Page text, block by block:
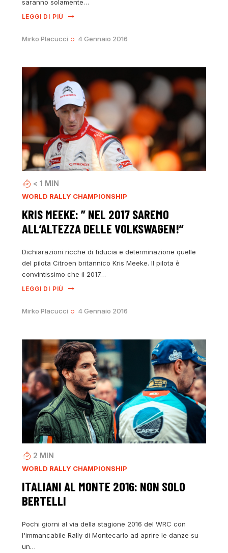
saranno solamente…
LEGGI DI PIÙ
Mirko Placucci 4 Gennaio 2016
< 1 MIN
WORLD RALLY CHAMPIONSHIP
KRIS MEEKE: ” NEL 2017 SAREMO
ALL’ALTEZZA DELLE VOLKSWAGEN!”
Dichiarazioni ricche di fiducia e determinazione quelle
del pilota Citroen britannico Kris Meeke. Il pilota è
convintissimo che il 2017…
LEGGI DI PIÙ
Mirko Placucci 4 Gennaio 2016
2 MIN
WORLD RALLY CHAMPIONSHIP
ITALIANI AL MONTE 2016: NON SOLO
BERTELLI
Pochi giorni al via della stagione 2016 del WRC con
l'immancabile Rally di Montecarlo ad aprire le danze su
un…